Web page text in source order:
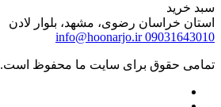
سبد خرید
استان خراسان رضوی، مشهد، بلوار لادن
09031643010
info@hoonarjo.ir
تمامی حقوق برای سایت ما محفوظ است.